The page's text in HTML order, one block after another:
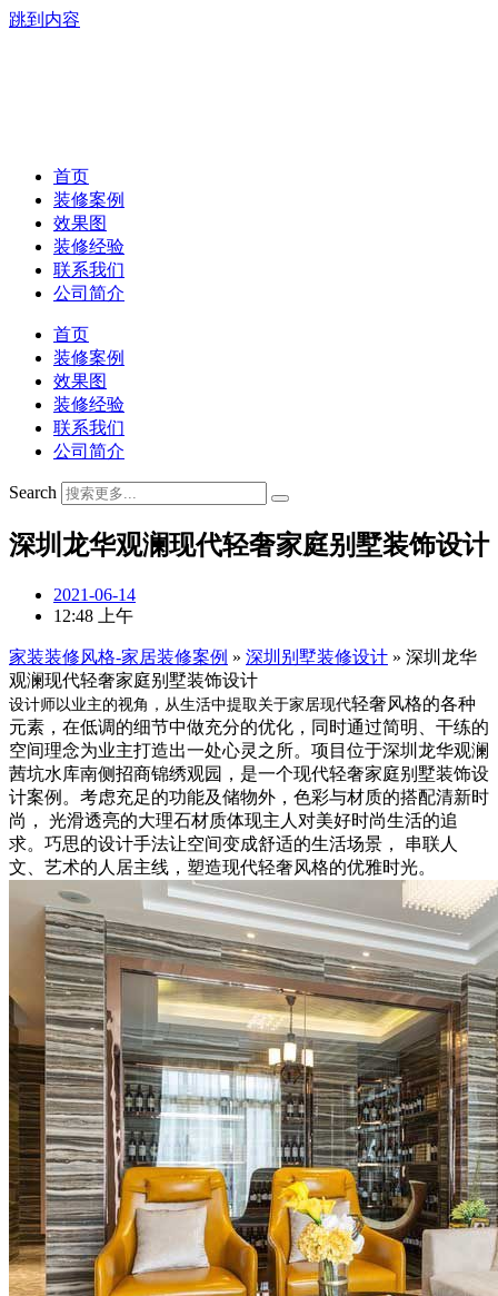
跳到内容
首页
装修案例
效果图
装修经验
联系我们
公司简介
首页
装修案例
效果图
装修经验
联系我们
公司简介
Search
深圳龙华观澜现代轻奢家庭别墅装饰设计
2021-06-14
12:48 上午
家装装修风格-家居装修案例 » 深圳别墅装修设计 » 深圳龙华
观澜现代轻奢家庭别墅装饰设计
设计师以业主的视角，从生活中提取关于家居现代轻奢风格的各种
元素，在低调的细节中做充分的优化，同时通过简明、干练的
空间理念为业主打造出一处心灵之所。项目位于深圳龙华观澜
茜坑水库南侧招商锦绣观园，是一个现代轻奢家庭别墅装饰设
计案例。考虑充足的功能及储物外，色彩与材质的搭配清新时
尚， 光滑透亮的大理石材质体现主人对美好时尚生活的追
求。巧思的设计手法让空间变成舒适的生活场景， 串联人
文、艺术的人居主线，塑造现代轻奢风格的优雅时光。